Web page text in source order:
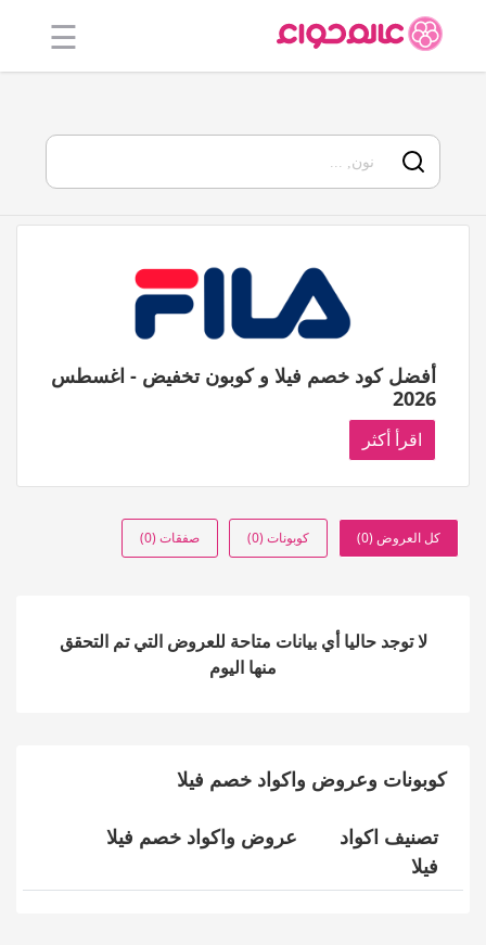
أفضل 20
جميع
☰
أفضل كود خصم فيلا و كوبون تخفيض - اغسطس
2026
اقرأ أكثر
كل العروض (0) كوبونات (0) صفقات (0)
لا توجد حاليا أي بيانات متاحة للعروض التي تم التحقق
منها اليوم
كوبونات وعروض واكواد خصم فيلا
تصنيف اكواد
فيلا
عروض واكواد خصم فيلا